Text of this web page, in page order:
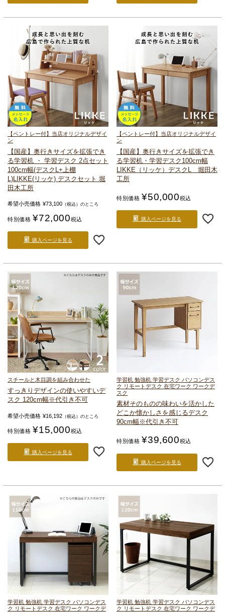
【ペントレー付】当店オリジナルデザイ
ン
【国産】奥行きサイズを拡張でき
る学習机 ・ 学習デスク 2点セット
100cm幅(デスクL+上棚
L)LIKKE(リッケ) デスクセット 堀
田木工所
希望小売価格 ¥73,100 （税込）のところ
特別価格 ¥72,000税込
購入ページを見る
【ペントレー付】当店オリジナルデザイ
ン
【国産】奥行きサイズを拡張でき
る学習机・学習デスク100cm幅
LIKKE（リッケ）デスクL 堀田木
工所
特別価格 ¥50,000税込
購入ページを見る
スチールと木目調を組み合わせた
すっきりデザインの使いやすいデ
スク 120cm幅※代引き不可
希望小売価格 ¥16,192 （税込）のところ
特別価格 ¥15,000税込
購入ページを見る
学習机 勉強机 学習デスク パソコンデス
ク リモートデスク 在宅ワーク ワークデ
スク
素材そのものの味わいを活かした
どこか懐かしさを感じるデスク
90cm幅※代引き不可
特別価格 ¥39,600税込
購入ページを見る
学習机 勉強机 学習デスク パソコンデス
ク リモートデスク 在宅ワーク ワークデ
学習机 勉強机 学習デスク パソコンデス
ク リモートデスク 在宅ワーク ワークデ